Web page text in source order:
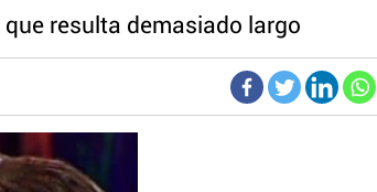
resulta demasiado largo